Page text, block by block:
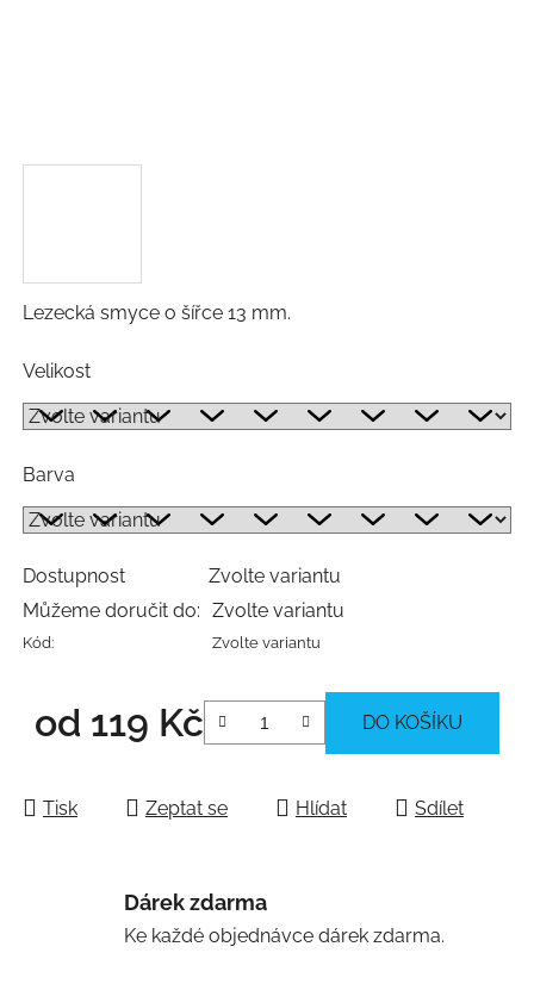
Lezecká smyce o šířce 13 mm.
Velikost
Barva
Dostupnost
Zvolte variantu
Můžeme doručit do: Zvolte variantu
Kód: Zvolte variantu
od 119 Kč DO KOŠÍKU
Tisk Zeptat se Hlídat Sdílet
Dárek zdarma
Ke každé objednávce dárek zdarma.